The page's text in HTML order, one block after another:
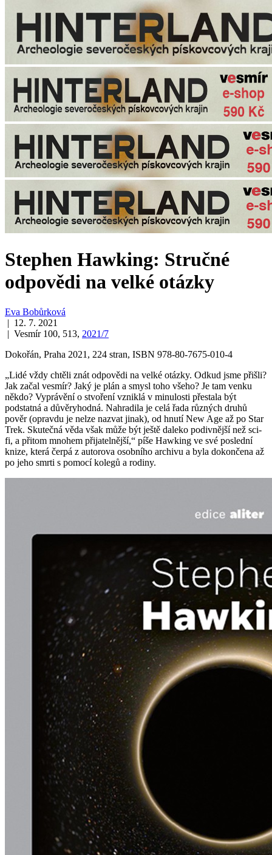
Stephen Hawking: Stručné
odpovědi na velké otázky
Eva Bobůrková
| 12. 7. 2021
| Vesmír 100, 513, 2021/7
Dokořán, Praha 2021, 224 stran, ISBN 978-80-7675-010-4
„Lidé vždy chtěli znát odpovědi na velké otázky. Odkud jsme přišli?
Jak začal vesmír? Jaký je plán a smysl toho všeho? Je tam venku
někdo? Vyprávění o stvoření vzniklá v minulosti přestala být
podstatná a důvěryhodná. Nahradila je celá řada různých druhů
pověr (opravdu je nelze nazvat jinak), od hnutí New Age až po Star
Trek. Skutečná věda však může být ještě daleko podivnější než sci-
fi, a přitom mnohem přijatelnější,“ píše Hawking ve své poslední
knize, která čerpá z autorova osobního archivu a byla dokončena až
po jeho smrti s pomocí kolegů a rodiny.